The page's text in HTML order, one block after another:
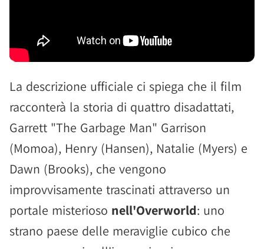
La descrizione ufficiale ci spiega che il film
racconterà la storia di quattro disadattati,
Garrett "The Garbage Man" Garrison
(Momoa), Henry (Hansen), Natalie (Myers) e
Dawn (Brooks), che vengono
improvvisamente trascinati attraverso un
portale misterioso nell'Overworld: uno
strano paese delle meraviglie cubico che